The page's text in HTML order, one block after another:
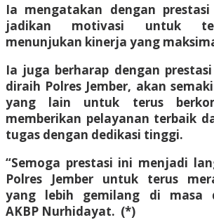
Ia mengatakan dengan
jadikan motivasi untuk
menunjukan kinerja yang
Ia juga berharap dengan
diraih Polres Jember, akan
yang lain untuk terus
memberikan pelayanan terbaik
tugas dengan dedikasi tinggi.
“Semoga prestasi ini menjadi
Polres Jember untuk terus
yang lebih gemilang di masa
AKBP Nurhidayat. (*)